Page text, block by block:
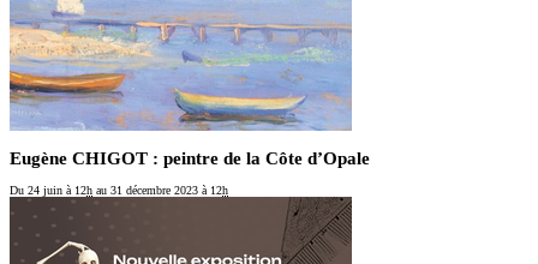
Eugène CHIGOT : peintre de la Côte d’Opale
Du 24 juin à 12h au 31 décembre 2023 à 12h